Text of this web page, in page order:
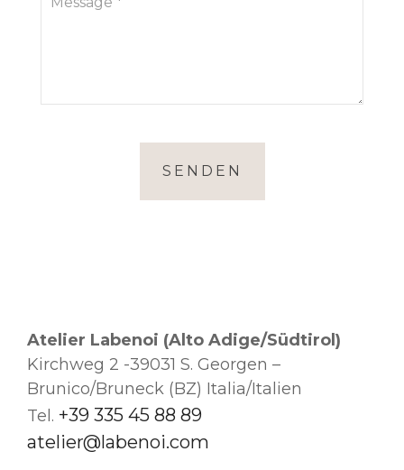
SENDEN
Atelier Labenoi (Alto Adige/Südtirol)
Kirchweg 2 -39031 S. Georgen –
Brunico/Bruneck (BZ) Italia/Italien
Tel. +39 335 45 88 89
atelier@labenoi.com